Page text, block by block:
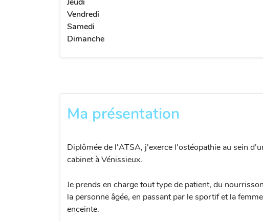
Vendredi
Samedi
Dimanche
Ma présentation
Diplômée de l'ATSA, j'exerce l'ostéopathie au sein
cabinet à Vénissieux.
Je prends en charge tout type de patient, du
la personne âgée, en passant par le sportif et la femme
enceinte.